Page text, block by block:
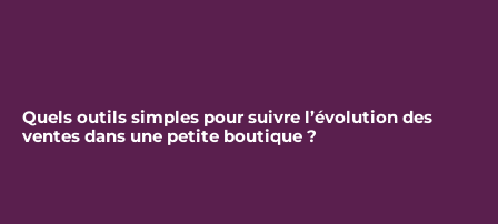
Quels outils simples pour suivre l’évolution des
ventes dans une petite boutique ?